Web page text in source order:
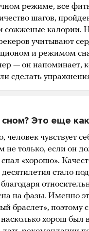
режиме, все
шагов,
сожженые калории.
учитывают
и режимом
— он напоминает,
сделать
Это еще
человек чувствует
не только, если он
«хорошо».
стало
на фазы. Именно
браслет», поэтому
хорош был